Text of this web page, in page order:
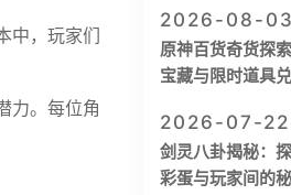
中，玩家们
力。每位角
2026-08-
原神百货奇货探
宝藏与限时道具
2026-07-22
剑灵八卦揭秘：
彩蛋与玩家间的